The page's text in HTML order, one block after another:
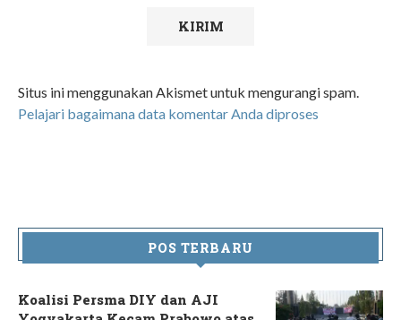
Situs ini menggunakan Akismet untuk mengurangi spam.
Pelajari bagaimana data komentar Anda diproses
POS TERBARU
Koalisi Persma DIY dan AJI